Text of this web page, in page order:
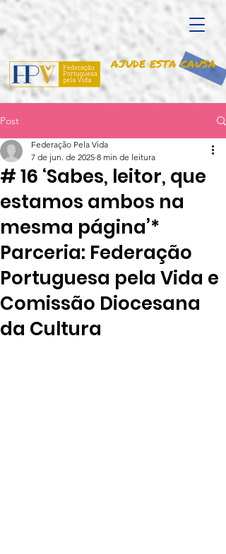
AJUDE ESTA CAUSA
Post
# 16 ‘Sabes, leitor, que
estamos ambos na
mesma página’*
Parceria: Federação
Portuguesa pela Vida e
Comissão Diocesana
da Cultura
Federação Pela Vida
7 de jun. de 2025 8 min de leitura